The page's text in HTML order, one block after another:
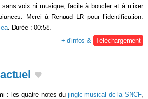
sans voix ni musique, facile à boucler et à mixer
Merci à Renaud LR pour l’identification.
. Durée : 00:58.
+ d'infos & Téléchargement
: les quatre notes du jingle musical de la SNCF,